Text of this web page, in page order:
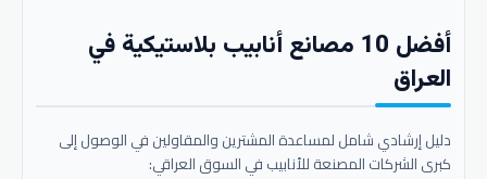
أفضل 10 مصانع أنابيب بلاستيكية في
العراق
دليل إرشادي شامل لمساعدة المشترين والمقاولين في الوصول إلى
كبرى الشركات المصنعة للأنابيب في السوق العراقي: